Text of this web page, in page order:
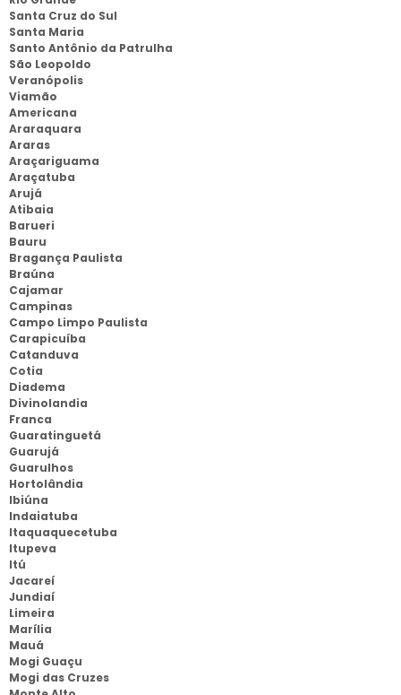
Santa Cruz do Sul
Santa Maria
Santo Antônio da Patrulha
São Leopoldo
Veranópolis
Viamão
Americana
Araraquara
Araras
Araçariguama
Araçatuba
Arujá
Atibaia
Barueri
Bauru
Bragança Paulista
Braúna
Cajamar
Campinas
Campo Limpo Paulista
Carapicuíba
Catanduva
Cotia
Diadema
Divinolandia
Franca
Guaratinguetá
Guarujá
Guarulhos
Hortolândia
Ibiúna
Indaiatuba
Itaquaquecetuba
Itupeva
Itú
Jacareí
Jundiaí
Limeira
Marília
Mauá
Mogi Guaçu
Mogi das Cruzes